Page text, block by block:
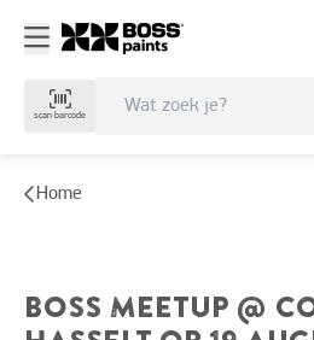
scan barcode
Home
BOSS MEETUP @